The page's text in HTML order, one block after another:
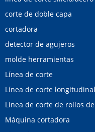
corte de doble capa
cortadora
detector de agujeros
molde herramientas
Línea de corte
Línea de corte longitudinal
Línea de corte de rollos
Máquina cortadora